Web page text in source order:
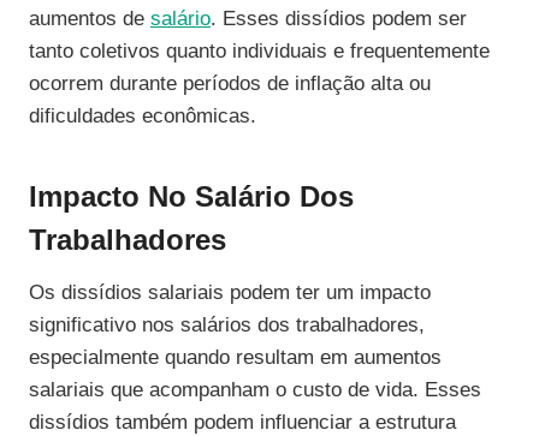
aumentos de salário. Esses dissídios podem ser
tanto coletivos quanto individuais e frequentemente
ocorrem durante períodos de inflação alta ou
dificuldades econômicas.
Impacto No Salário Dos
Trabalhadores
Os dissídios salariais podem ter um impacto
significativo nos salários dos trabalhadores,
especialmente quando resultam em aumentos
salariais que acompanham o custo de vida. Esses
dissídios também podem influenciar a estrutura